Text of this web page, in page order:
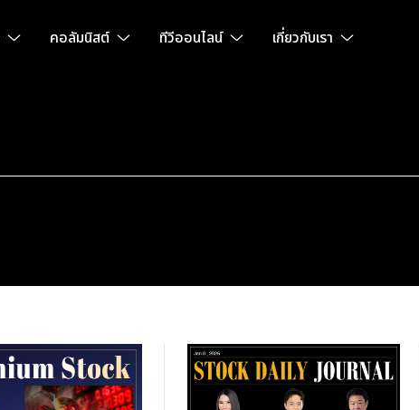
คอลัมนิสต์ ทีวีออนไลน์ เกี่ยวกับเรา